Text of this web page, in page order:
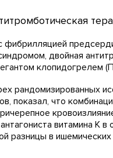
фибрилляцией
двойная
клопидогрелем
рандомизированных
показал, что
витамина К
разницы в